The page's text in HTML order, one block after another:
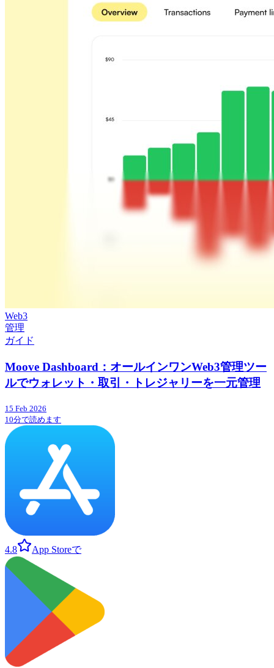
Web3
管理
ガイド
Moove Dashboard：オールインワンWeb3管理ツー
ルでウォレット・取引・トレジャリーを一元管理
15 Feb 2026
10分で読めます
4.8 App Storeで